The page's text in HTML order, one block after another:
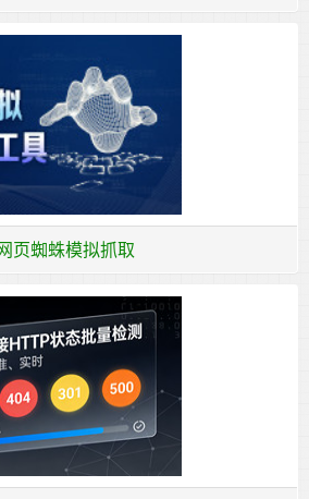
页蜘蛛模拟抓取